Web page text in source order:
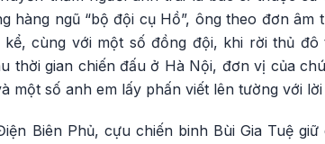
hàng ngũ “bộ đội cụ Hồ”, ông theo đơn âm
kể, cùng với một số đồng đội, khi rời thủ
thời gian chiến đấu ở Hà Nội, đơn vị của
một số anh em lấy phấn viết lên tường với
Biên Phủ, cựu chiến binh Bùi Gia Tuệ